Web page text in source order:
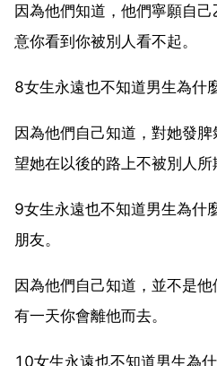
因為他們知道，他們寧願自
意你看到你被別人看不起。
8女生永遠也不知道男生為什
因為他們自己知道，對她發
望她在以後的路上不被別人所
9女生永遠也不知道男生為什
朋友。
因為他們自己知道，並不是
有一天你會離他而去。
10女生永遠也不知道男生為